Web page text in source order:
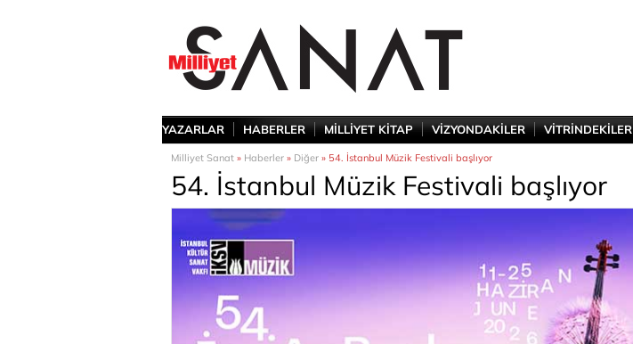
YAZARLAR HABERLER MİLLİYET KİTAP VİZYONDAKİLER VİTRİNDEKİLER
Milliyet Sanat » Haberler » Diğer » 54. İstanbul Müzik Festivali başlıyor
54. İstanbul Müzik Festivali başlıyor